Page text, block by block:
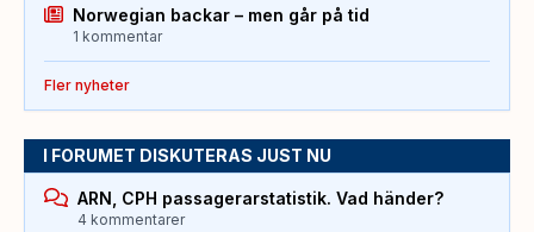
Norwegian backar – men går på tid
1 kommentar
Fler nyheter
I FORUMET DISKUTERAS JUST NU
ARN, CPH passagerarstatistik. Vad händer?
4 kommentarer